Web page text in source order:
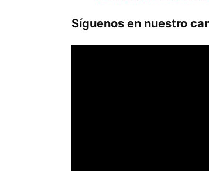
Síguenos en nuestro